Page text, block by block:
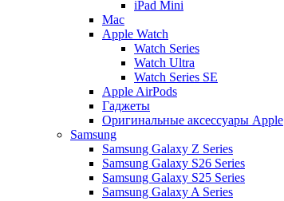
iPad Mini
Mac
Apple Watch
Watch Series
Watch Ultra
Watch Series SE
Apple AirPods
Гаджеты
Оригинальные аксессуары Apple
Samsung
Samsung Galaxy Z Series
Samsung Galaxy S26 Series
Samsung Galaxy S25 Series
Samsung Galaxy A Series